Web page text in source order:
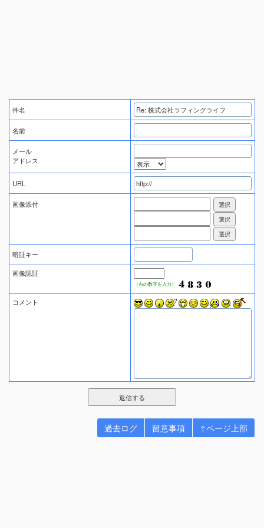
件名
名前
メール
アドレス
URL
画像添付
暗証キー
画像認証
（右の数字を入力）
コメント
過去ログ 留意事項 ↑ページ上部